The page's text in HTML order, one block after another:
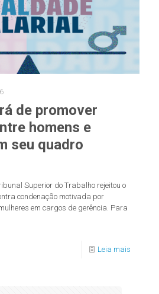
de promover
homens e
seu quadro
Superior do Trabalho rejeitou o
condenação motivada por
em cargos de gerência. Para
Leia mais